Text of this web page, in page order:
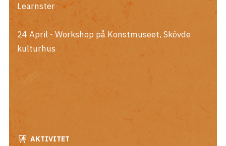
Learnster
24 April - Workshop på Konstmuseet, Skövde
kulturhus
AKTIVITET